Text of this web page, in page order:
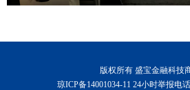
版权所有 盛宝金融科技
琼ICP备14001034-11 24小时举报电